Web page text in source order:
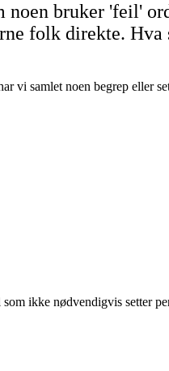
bruker 'feil'
folk direkte. Hva
vi samlet noen begrep eller
ikke nødvendigvis setter